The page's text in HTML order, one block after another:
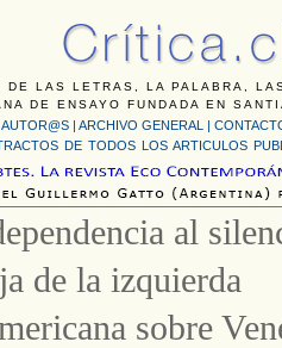
DE LAS LETRAS, LA PALABRA,
DE ENSAYO FUNDADA EN
AUTOR@S | ARCHIVO GENERAL |
DE TODOS LOS ARTICULOS
al
de la izquierda
sobre